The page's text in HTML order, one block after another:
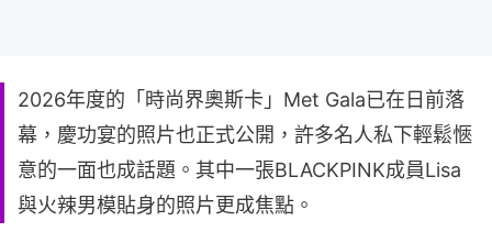
2026年度的「時尚界奧斯卡」Met Gala已在日前落
幕，慶功宴的照片也正式公開，許多名人私下輕鬆愜
意的一面也成話題。其中一張BLACKPINK成員Lisa
與火辣男模貼身的照片更成焦點。